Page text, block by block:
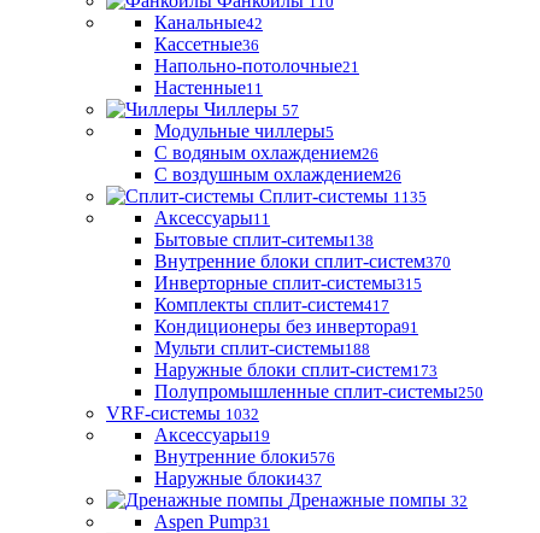
Канальные42
Кассетные36
Напольно-потолочные21
Настенные11
Чиллеры 57
Модульные чиллеры5
С водяным охлаждением26
С воздушным охлаждением26
Сплит-системы 1135
Аксессуары11
Бытовые сплит-ситемы138
Внутренние блоки сплит-систем370
Инверторные сплит-системы315
Комплекты сплит-систем417
Кондиционеры без инвертора91
Мульти сплит-системы188
Наружные блоки сплит-систем173
Полупромышленные сплит-системы250
VRF-системы 1032
Аксессуары19
Внутренние блоки576
Наружные блоки437
Дренажные помпы 32
Aspen Pump31